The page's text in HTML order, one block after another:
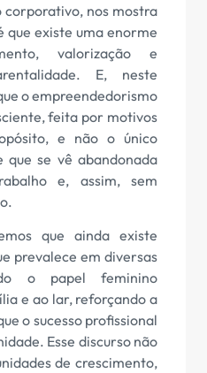
corporativo, nos mostra
que existe uma enorme
valorização e
E, neste
o empreendedorismo
feita por motivos
e não o único
que se vê abandonada
e, assim, sem
que ainda existe
prevalece em diversas
o papel feminino
e ao lar, reforçando a
o sucesso profissional
Esse discurso não
de crescimento,